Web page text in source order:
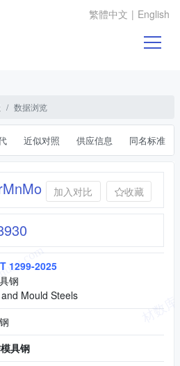
繁體中文 | English
数据浏览
近似对照 供应信息 同名标准
加入对比 收藏
1299-2025
钢
Mould Steels
具钢